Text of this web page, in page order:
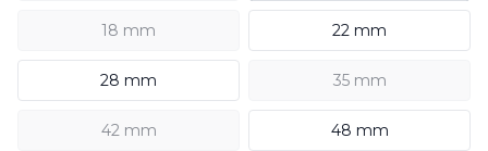
18 mm 22 mm
28 mm 35 mm
42 mm 48 mm